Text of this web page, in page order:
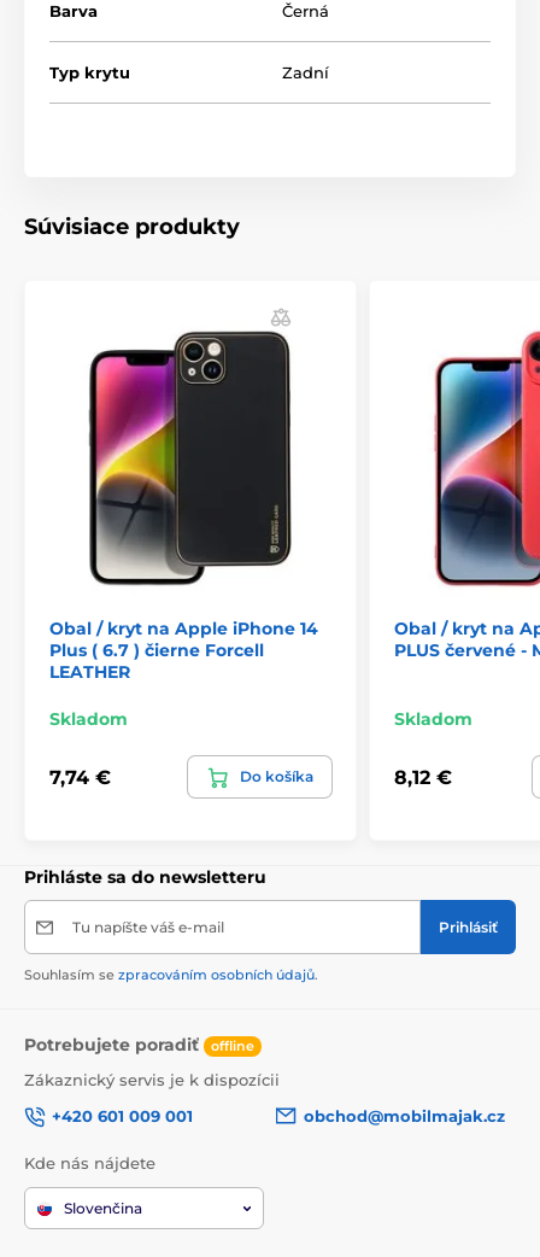
Barva Černá
Typ krytu Zadní
Súvisiace produkty
Obal / kryt na Apple iPhone 14
Plus ( 6.7 ) čierne Forcell
LEATHER
Skladom
7,74 € Do košíka
Obal / kryt na
PLUS červené -
Skladom
8,12 €
Prihláste sa do newsletteru
Tu napíšte váš e-mail Prihlásiť
Souhlasím se zpracováním osobních údajů.
Potrebujete poradiť offline
Zákaznický servis je k dispozícii
+420 601 009 001
obchod@mobilmajak.cz
Kde nás nájdete
Slovenčina